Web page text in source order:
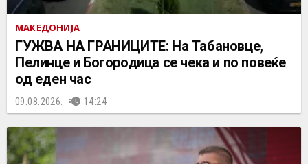
МАКЕДОНИЈА
ГУЖВА НА ГРАНИЦИТЕ: На Табановце,
Пелинце и Богородица се чека и по повеќе
од еден час
09.08.2026. 14:24